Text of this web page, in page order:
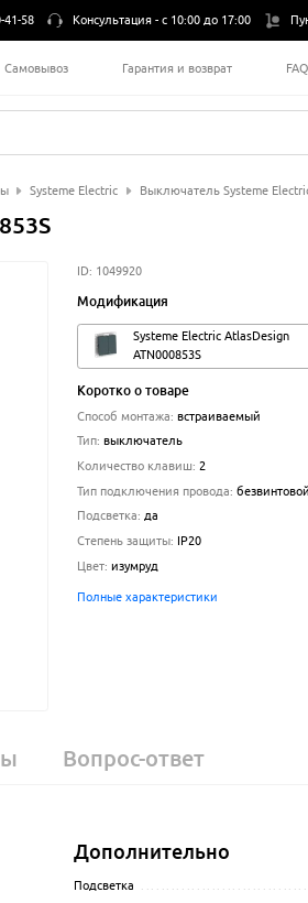
41-58 Консультация -с 10:00 до 17:00
Самовывоз Гарантия и возврат FAQ
Systeme Electric Выключатель Systeme
ID: 1049920
Модификация
Systeme Electric AtlasDesign
ATN000853S
Коротко о товаре
Способ монтажа: встраиваемый
Тип: выключатель
Количество клавиш: 2
Тип подключения провода: безвинтовой
Подсветка: да
Степень защиты: IP20
Цвет: изумруд
Полные характеристики
Вопрос-ответ
Дополнительно
Подсветка